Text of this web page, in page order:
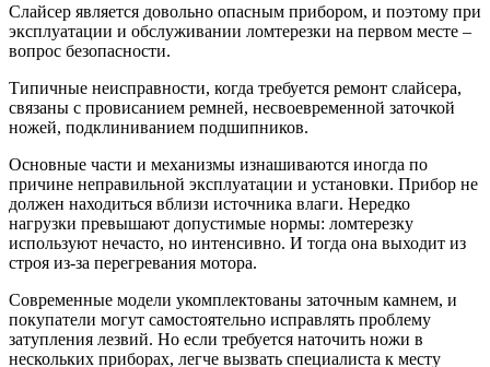
Слайсер является довольно опасным прибором, и поэтому при
эксплуатации и обслуживании ломтерезки на первом месте –
вопрос безопасности.
Типичные неисправности, когда требуется ремонт слайсера,
связаны с провисанием ремней, несвоевременной заточкой
ножей, подклиниванием подшипников.
Основные части и механизмы изнашиваются иногда по
причине неправильной эксплуатации и установки. Прибор не
должен находиться вблизи источника влаги. Нередко
нагрузки превышают допустимые нормы: ломтерезку
используют нечасто, но интенсивно. И тогда она выходит из
строя из-за перегревания мотора.
Современные модели укомплектованы заточным камнем, и
покупатели могут самостоятельно исправлять проблему
затупления лезвий. Но если требуется наточить ножи в
нескольких приборах, легче вызвать специалиста к месту